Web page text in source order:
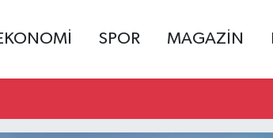
SPOR MAGAZİN